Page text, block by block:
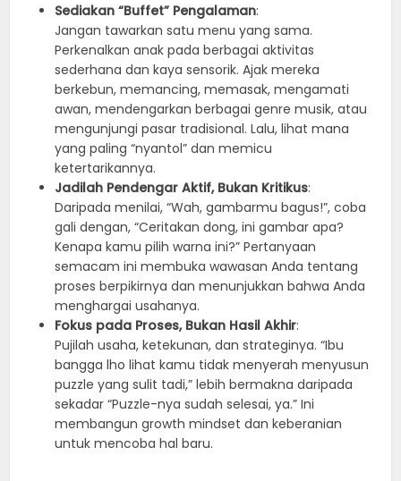
Sediakan “Buffet” Pengalaman:
Jangan tawarkan satu menu yang sama.
Perkenalkan anak pada berbagai aktivitas
sederhana dan kaya sensorik. Ajak mereka
berkebun, memancing, memasak, mengamati
awan, mendengarkan berbagai genre musik, atau
mengunjungi pasar tradisional. Lalu, lihat mana
yang paling “nyantol” dan memicu
ketertarikannya.
Jadilah Pendengar Aktif, Bukan Kritikus:
Daripada menilai, “Wah, gambarmu bagus!”, coba
gali dengan, “Ceritakan dong, ini gambar apa?
Kenapa kamu pilih warna ini?” Pertanyaan
semacam ini membuka wawasan Anda tentang
proses berpikirnya dan menunjukkan bahwa Anda
menghargai usahanya.
Fokus pada Proses, Bukan Hasil Akhir:
Pujilah usaha, ketekunan, dan strateginya. “Ibu
bangga lho lihat kamu tidak menyerah menyusun
puzzle yang sulit tadi,” lebih bermakna daripada
sekadar “Puzzle-nya sudah selesai, ya.” Ini
membangun growth mindset dan keberanian
untuk mencoba hal baru.